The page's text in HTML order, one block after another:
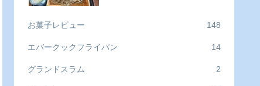
お菓子レビュー 148
エバークックフライパン 14
グランドスラム 2